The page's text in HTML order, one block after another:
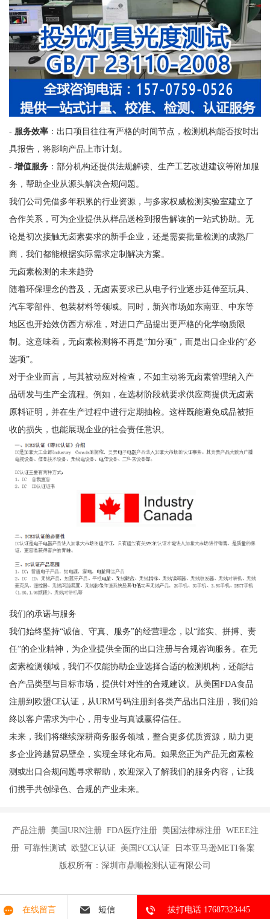
- 服务效率：出口项目往往有严格的时间节点，检测机构能否按时出
具报告，将影响产品上市计划。
- 增值服务：部分机构还提供法规解读、生产工艺改进建议等附加服
务，帮助企业从源头解决合规问题。
我们公司凭借多年积累的行业资源，与多家权威检测实验室建立了
合作关系，可为企业提供从样品送检到报告解读的一站式协助。无
论是初次接触无卤素要求的新手企业，还是需要批量检测的成熟厂
商，我们都能根据实际需求定制解决方案。
无卤素检测的未来趋势
随着环保理念的普及，无卤素要求已从电子行业逐步延伸至玩具、
汽车零部件、包装材料等领域。同时，新兴市场如东南亚、中东等
地区也开始效仿西方标准，对进口产品提出更严格的化学物质限
制。这意味着，无卤素检测将不再是“加分项”，而是出口企业的“必
选项”。
对于企业而言，与其被动应对检查，不如主动将无卤素管理纳入产
品研发与生产全流程。例如，在选材阶段就要求供应商提供无卤素
原料证明，并在生产过程中进行定期抽检。这样既能避免成品被拒
收的损失，也能展现企业的社会责任意识。
我们的承诺与服务
我们始终坚持“诚信、守真、服务”的经营理念，以“踏实、拼搏、责
任”的企业精神，为企业提供全面的出口注册与合规咨询服务。在无
卤素检测领域，我们不仅能协助企业选择合适的检测机构，还能结
合产品类型与目标市场，提供针对性的合规建议。从美国FDA食品
注册到欧盟CE认证，从URM号码注册到各类产品出口注册，我们始
终以客户需求为中心，用专业与真诚赢得信任。
未来，我们将继续深耕商务服务领域，整合更多优质资源，助力更
多企业跨越贸易壁垒，实现全球化布局。如果您正为产品无卤素检
测或出口合规问题寻求帮助，欢迎深入了解我们的服务内容，让我
们携手共创绿色、合规的产业未来。
产品注册 美国URN注册 FDA医疗注册 美国法律标注册 WEEE注
册 可靠性测试 欧盟CE认证 美国FCC认证 日本亚马逊METI备案
版权所有：深圳市鼎顺检测认证有限公司
在线留言 短信 拔打电话 17687323445